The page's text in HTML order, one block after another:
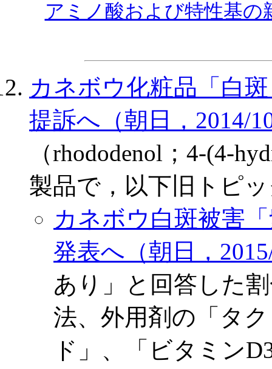
アミノ酸および特性基の
カネボウ化粧品「白
提訴へ（朝日，2014/
（rhododenol；4-(4-
製品で，以下旧トピ
カネボウ白斑被害
発表へ（朝日，
あり」と回答した
法、外用剤の「タ
ド」、「ビタミン